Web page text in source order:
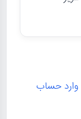
وارد حساب